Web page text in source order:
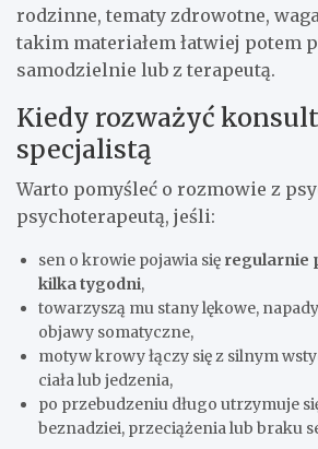
rodzinne, tematy zdrowotne,
takim materiałem łatwiej potem
samodzielnie lub z terapeutą.
Kiedy rozważyć
specjalistą
Warto pomyśleć o rozmowie z
psychoterapeutą, jeśli:
sen o krowie pojawia się regularnie
kilka tygodni,
towarzyszą mu stany lękowe,
objawy somatyczne,
motyw krowy łączy się z silnym
ciała lub jedzenia,
po przebudzeniu długo utrzymuje
beznadziei, przeciążenia lub braku